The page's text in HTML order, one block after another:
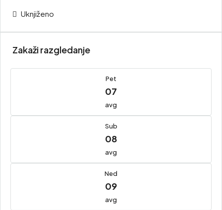
Uknjiženo
Zakaži razgledanje
Pet
07
avg
Sub
08
avg
Ned
09
avg